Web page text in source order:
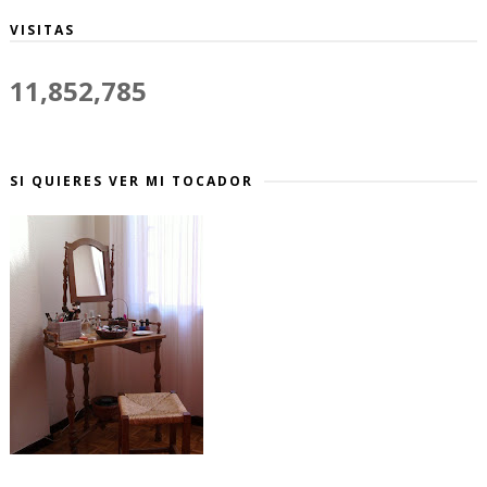
VISITAS
11,852,785
SI QUIERES VER MI TOCADOR